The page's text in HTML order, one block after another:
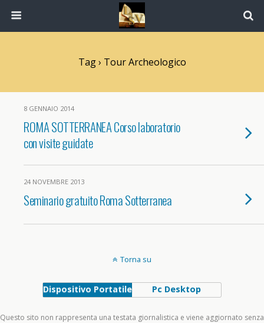
Tag › Tour Archeologico
8 GENNAIO 2014
ROMA SOTTERRANEA Corso laboratorio
con visite guidate
24 NOVEMBRE 2013
Seminario gratuito Roma Sotterranea
Torna su
Dispositivo Portatile Pc Desktop
Questo sito non rappresenta una testata giornalistica e viene aggiornato senza